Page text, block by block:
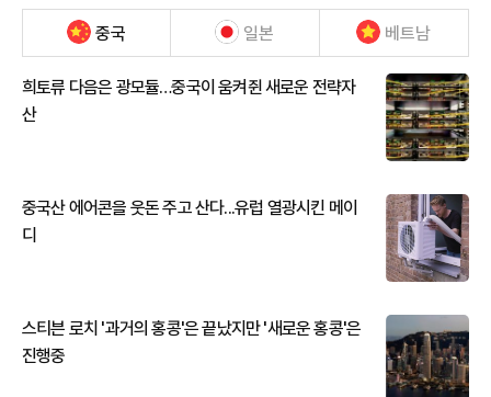
중국 일본 베트남
희토류 다음은 광모듈…중국이 움켜쥔 새로운 전략자
산
중국산 에어콘을 웃돈 주고 산다...유럽 열광시킨 메이
디
스티븐 로치 '과거의 홍콩'은 끝났지만 '새로운 홍콩'은
진행중